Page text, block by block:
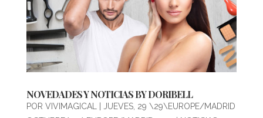
NOVEDADES Y NOTICIAS BY DORIBELL
POR VIVIMAGICAL | JUEVES, 29 \29\EUROPE/MADRID